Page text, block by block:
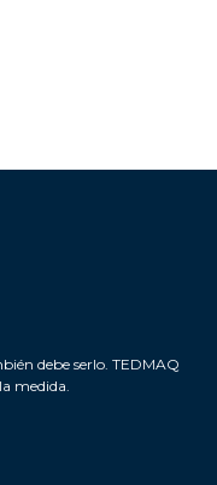
debe serlo. TEDMAQ
medida.